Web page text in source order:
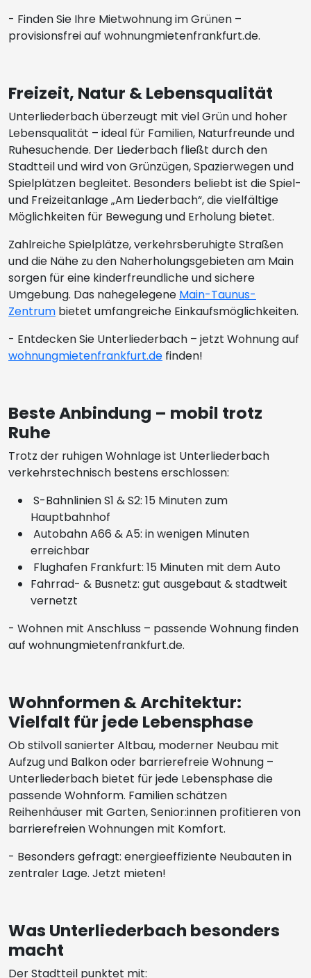
- Finden Sie Ihre Mietwohnung im Grünen –
provisionsfrei auf wohnungmietenfrankfurt.de.
Freizeit, Natur & Lebensqualität
Unterliederbach überzeugt mit viel Grün und hoher
Lebensqualität – ideal für Familien, Naturfreunde und
Ruhesuchende. Der Liederbach fließt durch den
Stadtteil und wird von Grünzügen, Spazierwegen und
Spielplätzen begleitet. Besonders beliebt ist die Spiel-
und Freizeitanlage „Am Liederbach“, die vielfältige
Möglichkeiten für Bewegung und Erholung bietet.
Zahlreiche Spielplätze, verkehrsberuhigte Straßen
und die Nähe zu den Naherholungsgebieten am Main
sorgen für eine kinderfreundliche und sichere
Umgebung. Das nahegelegene Main-Taunus-
Zentrum bietet umfangreiche Einkaufsmöglichkeiten.
- Entdecken Sie Unterliederbach – jetzt Wohnung auf
wohnungmietenfrankfurt.de finden!
Beste Anbindung – mobil trotz
Ruhe
Trotz der ruhigen Wohnlage ist Unterliederbach
verkehrstechnisch bestens erschlossen:
S-Bahnlinien S1 & S2: 15 Minuten zum
Hauptbahnhof
Autobahn A66 & A5: in wenigen Minuten
erreichbar
Flughafen Frankfurt: 15 Minuten mit dem Auto
Fahrrad- & Busnetz: gut ausgebaut & stadtweit
vernetzt
- Wohnen mit Anschluss – passende Wohnung finden
auf wohnungmietenfrankfurt.de.
Wohnformen & Architektur:
Vielfalt für jede Lebensphase
Ob stilvoll sanierter Altbau, moderner Neubau mit
Aufzug und Balkon oder barrierefreie Wohnung –
Unterliederbach bietet für jede Lebensphase die
passende Wohnform. Familien schätzen
Reihenhäuser mit Garten, Senior:innen profitieren von
barrierefreien Wohnungen mit Komfort.
- Besonders gefragt: energieeffiziente Neubauten in
zentraler Lage. Jetzt mieten!
Was Unterliederbach besonders
macht
Der Stadtteil punktet mit: